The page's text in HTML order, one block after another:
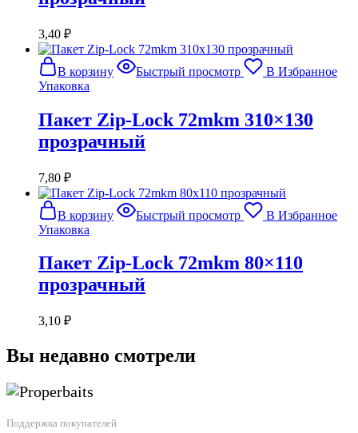
3,40 ₽
В корзину Быстрый просмотр
В Избранное
Упаковка
Пакет Zip-Lock 72mkm 310×130
прозрачный
7,80 ₽
В корзину Быстрый просмотр
В Избранное
Упаковка
Пакет Zip-Lock 72mkm 80×110
прозрачный
3,10 ₽
Вы недавно смотрели
Поддержка покупателей